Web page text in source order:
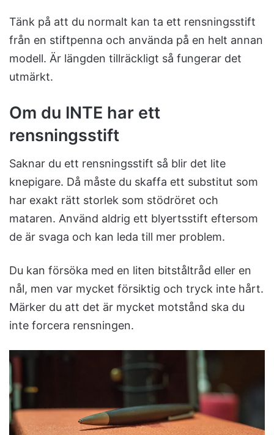
Tänk på att du normalt kan ta ett rensningsstift
från en stiftpenna och använda på en helt annan
modell. Är längden tillräckligt så fungerar det
utmärkt.
Om du INTE har ett
rensningsstift
Saknar du ett rensningsstift så blir det lite
knepigare. Då måste du skaffa ett substitut som
har exakt rätt storlek som stödröret och
mataren. Använd aldrig ett blyertsstift eftersom
de är svaga och kan leda till mer problem.
Du kan försöka med en liten bitståltråd eller en
nål, men var mycket försiktig och tryck inte hårt.
Märker du att det är mycket motstånd ska du
inte forcera rensningen.